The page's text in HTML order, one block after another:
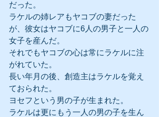
だった。
ラケルの姉レアもヤコブの妻だった
が、彼女はヤコブに6人の男子と一人の
女子を産んだ。
それでもヤコブの心は常にラケルに注
がれていた。
長い年月の後、創造主はラケルを覚え
ておられた。
ヨセフという男の子が生まれた。
ラケルは更にもう一人の男の子を生ん